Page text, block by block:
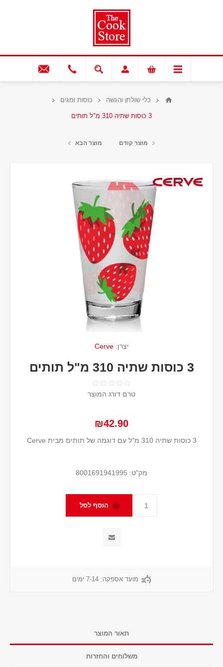
כלי שולחן והגשה כוסות ומגים
3 כוסות שתיה 310 מ"ל תותים
מוצר קודם מוצר הבא
יצרן: Cerve
3 כוסות שתיה 310 מ"ל תותים
טרם דורג המוצר
₪42.90
3 כוסות שתיה 310 מ"ל עם דוגמה של תותים מבית Cerve
מק"ט: 8001691941995
מועד אספקה: 7-14 ימים
תאור המוצר
משלוחים והחזרות